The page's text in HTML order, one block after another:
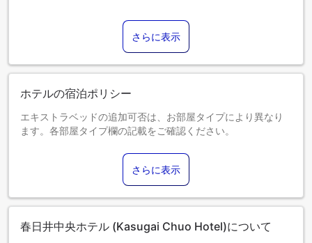
さらに表示
ホテルの宿泊ポリシー
エキストラベッドの追加可否は、お部屋タイプにより異なり
ます。各部屋タイプ欄の記載をご確認ください。
さらに表示
春日井中央ホテル (Kasugai Chuo Hotel)について